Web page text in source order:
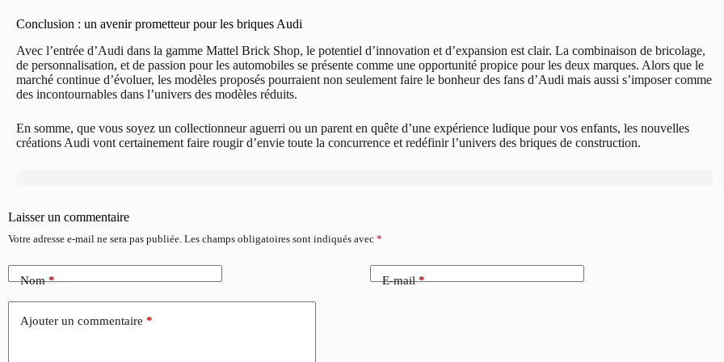
Conclusion : un avenir prometteur pour les briques Audi
Avec l’entrée d’Audi dans la gamme Mattel Brick Shop, le potentiel d’innovation et d’expansion est clair. La combinaison de bricolage,
de personnalisation, et de passion pour les automobiles se présente comme une opportunité propice pour les deux marques. Alors que le
marché continue d’évoluer, les modèles proposés pourraient non seulement faire le bonheur des fans d’Audi mais aussi s’imposer comme
des incontournables dans l’univers des modèles réduits.
En somme, que vous soyez un collectionneur aguerri ou un parent en quête d’une expérience ludique pour vos enfants, les nouvelles
créations Audi vont certainement faire rougir d’envie toute la concurrence et redéfinir l’univers des briques de construction.
Laisser un commentaire
Votre adresse e-mail ne sera pas publiée. Les champs obligatoires sont indiqués avec *
Nom* E-mail*
Ajouter un commentaire *